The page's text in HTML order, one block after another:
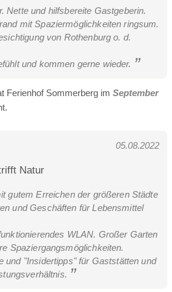
Nette und hilfsbereite Gastgeberin.
mit Spaziermöglichkeiten ringsum.
von Rothenburg o. d.
und kommen gerne wieder.
Ferienhof Sommerberg im September
05.08.2022
Natur
gutem Erreichen der größeren Städte
und Geschäften für Lebensmittel
WLAN. Großer Garten
Spaziergangsmöglichkeiten.
und "Insidertipps" für Gaststätten und